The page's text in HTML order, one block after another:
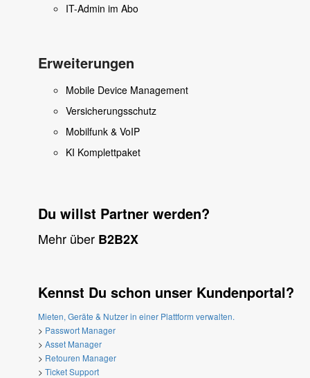
IT-Admin im Abo
Erweiterungen
Mobile Device Management
Versicherungsschutz
Mobilfunk & VoIP
KI Komplettpaket
Du willst Partner werden?
Mehr über B2B2X
Kennst Du schon unser Kundenportal?
Mieten, Geräte & Nutzer in einer Plattform verwalten.
> Passwort Manager
> Asset Manager
> Retouren Manager
> Ticket Support